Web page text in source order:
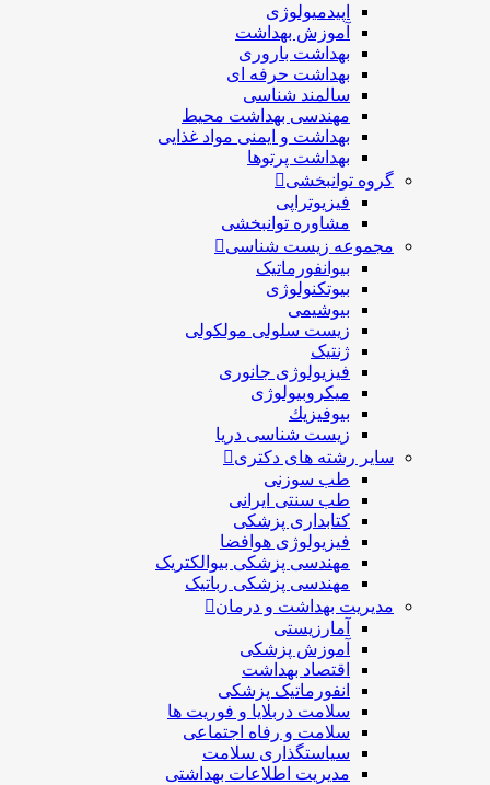
اپیدمیولوژی
آموزش بهداشت
بهداشت باروری
بهداشت حرفه ای
سالمند شناسی
مهندسی بهداشت محيط
بهداشت و ایمنی مواد غذایی
بهداشت پرتوها
گروه توانبخشی
فیزیوتراپی
مشاوره توانبخشی
مجموعه زیست شناسی
بیوانفورماتیک
بیوتکنولوژی
بیوشیمی
زیست سلولی مولکولی
ژنتیک
فیزیولوژی جانوری
میکروبیولوژی
بيوفيزيك
زیست شناسی دریا
سایر رشته های دکتری
طب سوزنی
طب سنتی ایرانی
کتابداری پزشکی
فیزیولوژی هوافضا
مهندسی پزشکی بیوالکتریک
مهندسی پزشکی رباتیک
مدیریت بهداشت و درمان
آمارزیستی
آموزش پزشکی
اقتصاد بهداشت
انفورماتیک پزشکی
سلامت دربلايا و فوريت ها
سلامت و رفاه اجتماعی
سیاستگذاری سلامت
مدیریت اطلاعات بهداشتی